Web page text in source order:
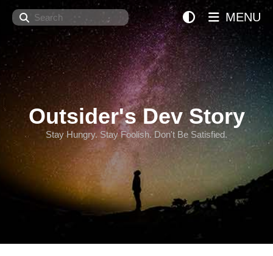
Search
Outsider's Dev Story
Stay Hungry. Stay Foolish. Don't Be Satisfied.
MENU